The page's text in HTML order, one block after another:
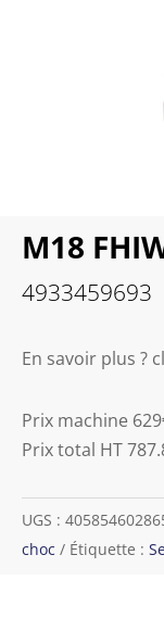
M18
4933459693
En savoir plus ?
Prix machine
Prix total HT
UGS :
choc
Étiquette :